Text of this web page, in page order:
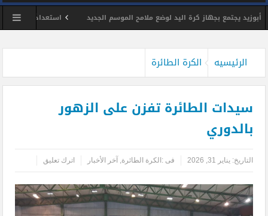
يجتمع بجهاز كرة اليد لوضع ملامح الموسم الجديد
استعدادًا للمونديال..
الرئيسيه الكرة الطائرة
سيدات الطائرة تفزن على الزهور
بالدوري
التاريخ:يناير 31, 2026 فى : الكرة الطائرة, آخر الأخبار اترك تعليق